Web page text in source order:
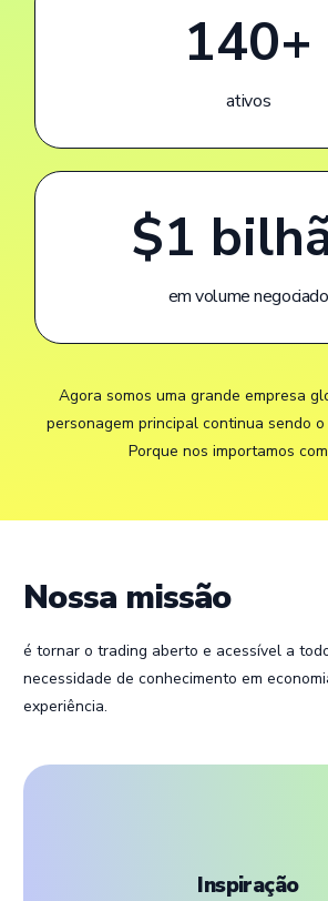
140+
ativos
$1
em volume negociado
Agora somos uma grande empresa
personagem principal continua sendo o
Porque nos importamos
Nossa missão
é tornar o trading aberto e acessível a
necessidade de conhecimento em
experiência.
Inspiração